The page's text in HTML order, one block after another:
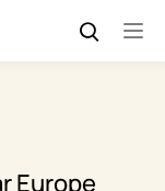
Europe